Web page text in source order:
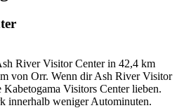
River Visitor Center in 42,4 km
von Orr. Wenn dir Ash River Visitor
Visitors Center lieben.
innerhalb weniger Autominuten.